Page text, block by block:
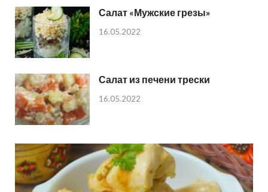
Салат «Мужские грезы»
16.05.2022
Салат из печени трески
16.05.2022